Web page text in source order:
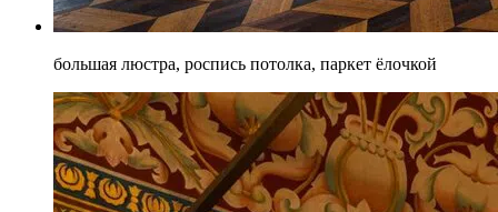
большая люстра, роспись потолка, паркет ёлочкой